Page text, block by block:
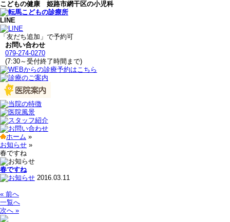
こどもの健康 姫路市網干区の小児科
LINE
「友だち追加」で予約可
お問い合わせ
079-274-0270
(7:30～受付終了時間まで)
ホーム »
お知らせ »
春ですね
春ですね
2016.03.11
« 前へ
一覧へ
次へ »